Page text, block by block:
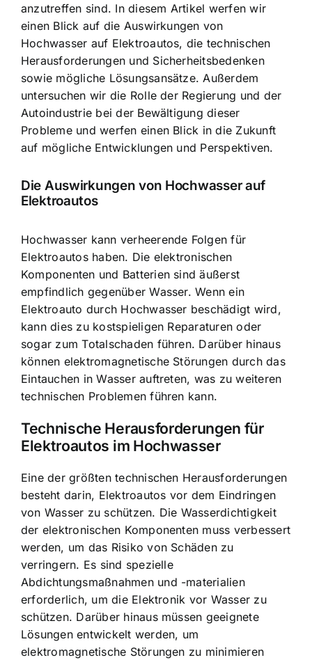
anzutreffen sind. In diesem Artikel werfen wir
einen Blick auf die Auswirkungen von
Hochwasser auf Elektroautos, die technischen
Herausforderungen und Sicherheitsbedenken
sowie mögliche Lösungsansätze. Außerdem
untersuchen wir die Rolle der Regierung und der
Autoindustrie bei der Bewältigung dieser
Probleme und werfen einen Blick in die Zukunft
auf mögliche Entwicklungen und Perspektiven.
Die Auswirkungen von Hochwasser auf
Elektroautos
Hochwasser kann verheerende Folgen für
Elektroautoshaben. Die elektronischen
Komponenten und Batterien sind äußerst
empfindlich gegenüber Wasser. Wenn ein
Elektroauto durch Hochwasser beschädigt wird,
kann dies zu kostspieligen Reparaturen oder
sogar zum Totalschaden führen. Darüber hinaus
können elektromagnetische Störungen durch das
Eintauchen in Wasser auftreten, was zu weiteren
technischen Problemen führen kann.
Technische Herausforderungen für
Elektroautos im Hochwasser
Eine der größten technischen Herausforderungen
besteht darin, Elektroautos vor dem Eindringen
von Wasser zu schützen. Die Wasserdichtigkeit
der elektronischen Komponenten muss verbessert
werden, um das Risiko von Schäden zu
verringern. Es sind spezielle
Abdichtungsmaßnahmen und -materialien
erforderlich, um die Elektronik vor Wasser zu
schützen. Darüber hinaus müssen geeignete
Lösungen entwickelt werden, um
elektromagnetische Störungen zu minimieren